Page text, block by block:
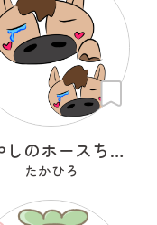
癒やしのホースちゃん
たかひろ